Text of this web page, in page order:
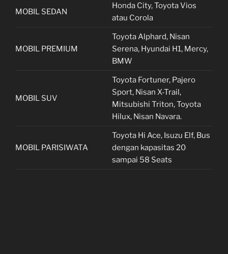
MOBIL SEDAN
Honda City, Toyota Vios
atau Corola
MOBIL PREMIUM
Toyota Alphard, Nisan
Serena, Hyundai H1, Mercy,
BMW
MOBIL SUV
Toyota Fortuner, Pajero
Sport, Nisan X-Trail,
Mitsubishi Triton, Toyota
Hilux, Nisan Navara.
MOBIL PARISIWATA
Toyota Hi Ace, Isuzu Elf, Bus
dengan kapasitas 20
sampai 58 Seats